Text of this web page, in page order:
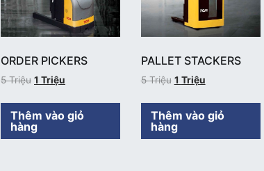
ORDER PICKERS
5Triệu 1 Triệu
Thêm vào giỏ
hàng
PALLET STACKERS
5Triệu 1 Triệu
Thêm vào giỏ
hàng